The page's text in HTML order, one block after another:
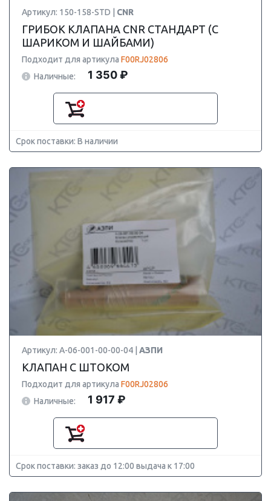
Артикул: 150-158-STD | CNR
ГРИБОК КЛАПАНА CNR СТАНДАРТ (С
ШАРИКОМ И ШАЙБАМИ)
Подходит для артикула F00RJ02806
Наличные:
1 350 ₽
Срок поставки: В наличии
Артикул: А-06-001-00-00-04 | АЗПИ
КЛАПАН С ШТОКОМ
Подходит для артикула F00RJ02806
Наличные:
1 917 ₽
Срок поставки: заказ до 12:00 выдача к 17:00